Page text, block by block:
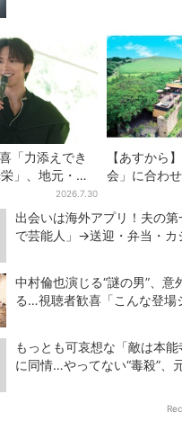
「力添えでき
」、地元・奈
生時代の思い出
2026.7.30
【あすから
会」に合わ
分…結婚式
で食事が楽
出会いは海外アプリ！夫の第
で芸能人」→送迎・弁当・
中村倫也演じる“謎の男”、意
る…視聴者歓喜「こんな登場
もっとも可哀想な「敵は本
に同情…やってない“毒殺”、